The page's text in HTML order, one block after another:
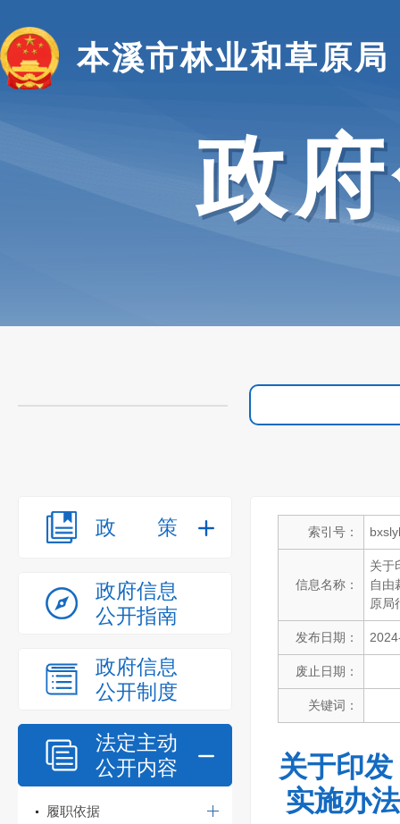
本溪市林业和草原局
政
政策
政府信息
公开指南
政府信息
公开制度
法定主动
公开内容
履职依据
索引号：
信息名称：
关于
自由
原局
发布日期：
废止日期：
关键词：
关于印
实施办